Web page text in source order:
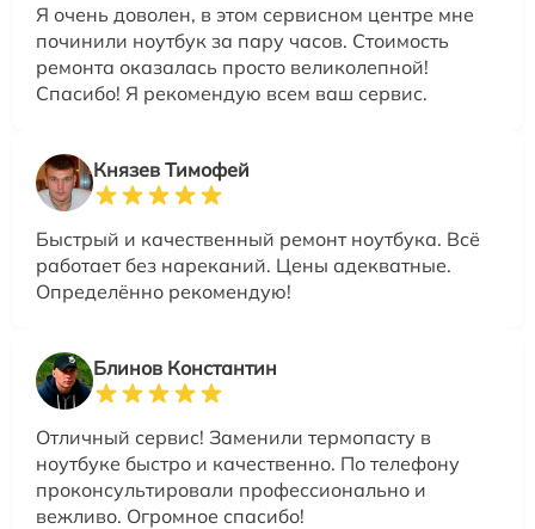
Я очень доволен, в этом сервисном центре мне
починили ноутбук за пару часов. Стоимость
ремонта оказалась просто великолепной!
Спасибо! Я рекомендую всем ваш сервис.
Князев Тимофей
Быстрый и качественный ремонт ноутбука. Всё
работает без нареканий. Цены адекватные.
Определённо рекомендую!
Блинов Константин
Отличный сервис! Заменили термопасту в
ноутбуке быстро и качественно. По телефону
проконсультировали профессионально и
вежливо. Огромное спасибо!